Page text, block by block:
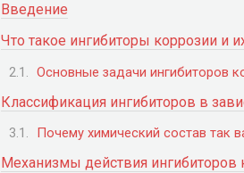
Введение
Что такое ингибиторы коррозии и
Основные задачи ингибиторов
Классификация ингибиторов в
Почему химический состав так
Механизмы действия ингибиторов